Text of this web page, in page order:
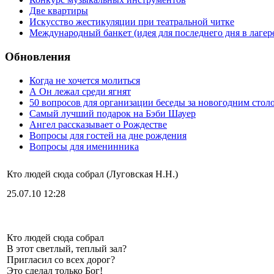
Две квартиры
Искусство жестикуляции при театральной читке
Международный банкет (идея для последнего дня в
Обновления
Когда не хочется молиться
А Он лежал среди ягнят
50 вопросов для организации беседы за новогодним
Самый лучший подарок на Бэби Шауер
Ангел рассказывает о Рождестве
Вопросы для гостей на дне рождения
Вопросы для именинника
Кто людей сюда собрал (Луговская Н.Н.)
25.07.10 12:28
Кто людей сюда собрал
В этот светлый, теплый зал?
Пригласил со всех дорог?
Это сделал только Бог!